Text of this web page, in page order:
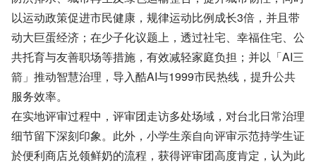
以运动政策促进市民健康，规律运动比例成长3倍，并且带
动大巨蛋经济；在少子化议题上，透过社宅、幸福住宅、公
共托育与友善职场等措施，有效减轻家庭负担；并以「AI三
箭」推动智慧治理，导入酷AI与1999市民热线，提升公共
服务效率。
在实地评审过程中，评审团走访多处场域，对台北日常治理
细节留下深刻印象。此外，小学生亲自向评审示范持学生证
於便利商店兑领鲜奶的流程，获得评审团高度肯定，认为此